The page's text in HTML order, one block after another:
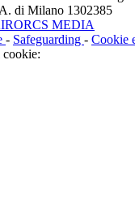
di Milano 1302385
MEDIA
- Safeguarding - Cookie
cookie: